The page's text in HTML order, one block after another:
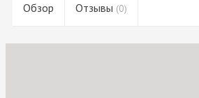
Обзор Отзывы (0)